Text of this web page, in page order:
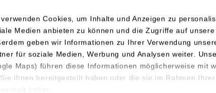
verwenden Cookies, um Inhalte und Anzeigen zu
Medien anbieten zu können und die Zugriffe auf
geben wir Informationen zu Ihrer Verwendung
für soziale Medien, Werbung und Analysen weiter.
Maps) führen diese Informationen möglicherweise mit
ihnen bereitgestellt haben oder die sie im Rahmen
Der Campus Horb stellt sich vor
Profil des Campus Horb